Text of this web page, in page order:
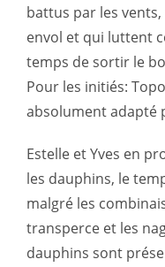
battus par les
envol et qui luttent
temps de sortir le
Pour les initiés:
absolument adapté
Estelle et Yves en
les dauphins, le
malgré les
transperce et les
dauphins sont